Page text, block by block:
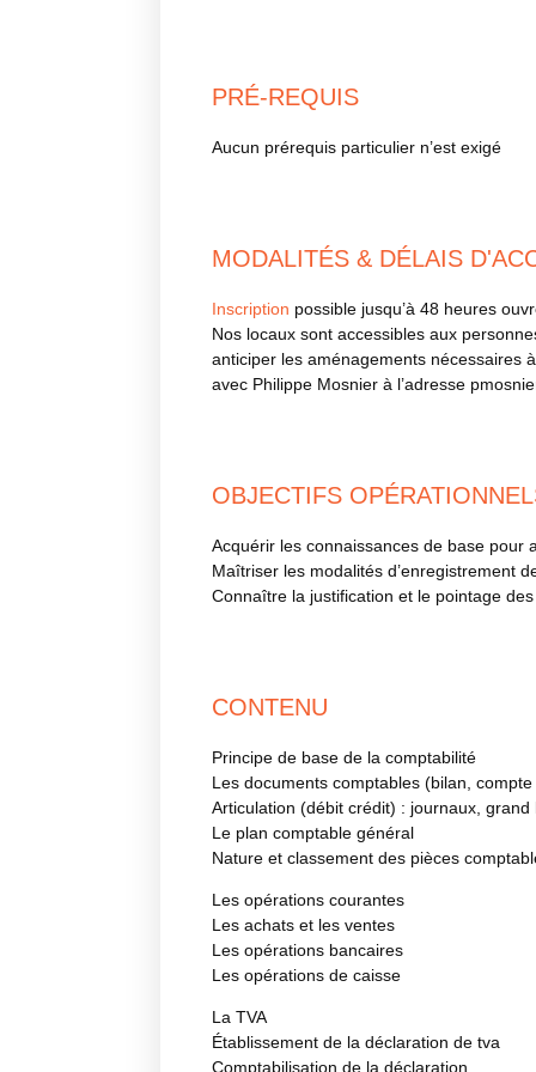
PRÉ-REQUIS
Aucun prérequis particulier n’est exigé
MODALITÉS & DÉLAIS
Inscription possible jusqu’à 48 heures
Nos locaux sont accessibles aux
anticiper les aménagements nécessaires
avec Philippe Mosnier à l’adresse
OBJECTIFS
Acquérir les connaissances de base pour
Maîtriser les modalités d’enregistrement
Connaître la justification et le pointage
CONTENU
Principe de base de la comptabilité
Les documents comptables (bilan,
Articulation (débit crédit) : journaux, grand
Le plan comptable général
Nature et classement des pièces
Les opérations courantes
Les achats et les ventes
Les opérations bancaires
Les opérations de caisse
La TVA
Établissement de la déclaration de tva
Comptabilisation de la déclaration